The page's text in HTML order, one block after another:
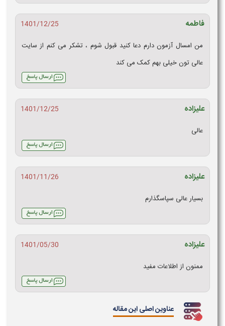
فاطمه
1401/12/25
من امسال آزمون دارم دعا کنید قبول شوم ، تشکر می کنم از سایت
عالی تون خیلی بهم کمک می کند
علیزاده
1401/12/25
عالی
علیزاده
1401/11/26
بسیار عالی سپاسگذارم
علیزاده
1401/05/30
ممنون از اطلاعات مفید
عناوین اصلی این مقاله